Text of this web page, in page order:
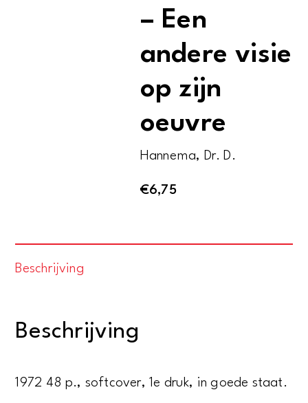
– Een
andere visie
op zijn
oeuvre
Hannema, Dr. D.
€6,75
Beschrijving
Beschrijving
1972 48 p., softcover, 1e druk, in goede staat.